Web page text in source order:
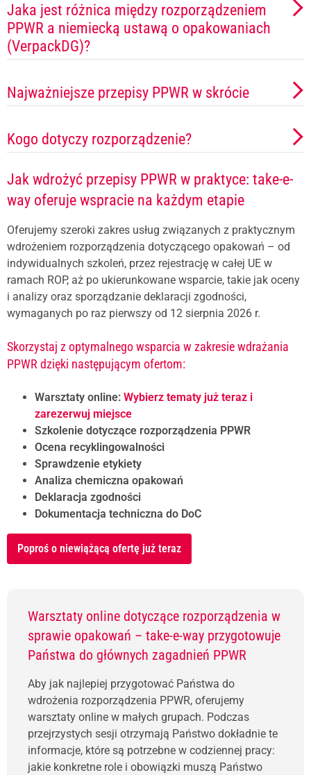
Jaka jest różnica między rozporządzeniem
PPWR a niemiecką ustawą o opakowaniach
(VerpackDG)?
Najważniejsze przepisy PPWR w skrócie
Kogo dotyczy rozporządzenie?
Jak wdrożyć przepisy PPWR w praktyce: take-e-
way oferuje wspracie na każdym etapie
Oferujemy szeroki zakres usług związanych z praktycznym
wdrożeniem rozporządzenia dotyczącego opakowań – od
indywidualnych szkoleń, przez rejestrację w całej UE w
ramach ROP, aż po ukierunkowane wsparcie, takie jak oceny
i analizy oraz sporządzanie deklaracji zgodności,
wymaganych po raz pierwszy od 12 sierpnia 2026 r.
Skorzystaj z optymalnego wsparcia w zakresie wdrażania
PPWR dzięki następującym ofertom:
Warsztaty online: Wybierz tematy już teraz i
zarezerwuj miejsce
Szkolenie dotyczące rozporządzenia PPWR
Ocena recyklingowalności
Sprawdzenie etykiety
Analiza chemiczna opakowań
Deklaracja zgodności
Dokumentacja techniczna do DoC
Poproś o niewiążącą ofertę już teraz
Warsztaty online dotyczące rozporządzenia w
sprawie opakowań – take-e-way przygotowuje
Państwa do głównych zagadnień PPWR
Aby jak najlepiej przygotować Państwa do
wdrożenia rozporządzenia PPWR, oferujemy
warsztaty online w małych grupach. Podczas
przejrzystych sesji otrzymają Państwo dokładnie te
informacje, które są potrzebne w codziennej pracy:
jakie konkretne role i obowiązki muszą Państwo